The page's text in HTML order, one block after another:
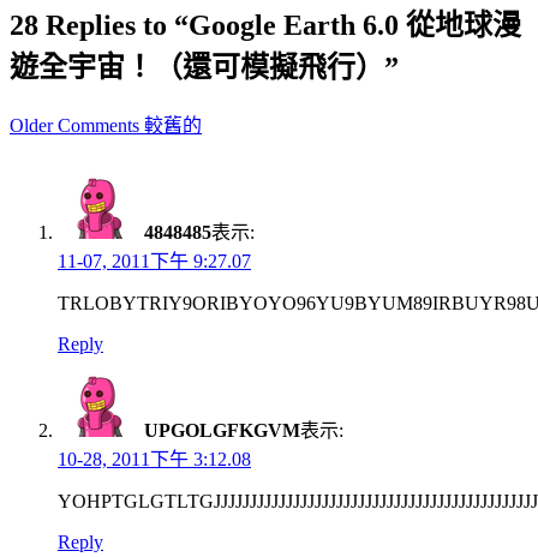
28 Replies to “Google Earth 6.0 從地球漫
遊全宇宙！（還可模擬飛行）”
Comment
Older Comments 較舊的
4848485表示:
11-07, 2011下午 9:27.07
Reply
UPGOLGFKGVM表示:
10-28, 2011下午 3:12.08
Reply